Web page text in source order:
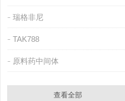
瑞格非尼
TAK788
原料药中间体
查看全部